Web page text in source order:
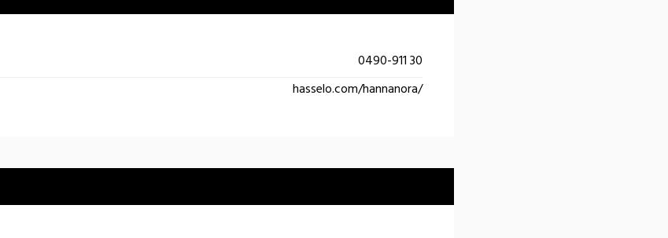
0490-911 30
hasselo.com/hannanora/